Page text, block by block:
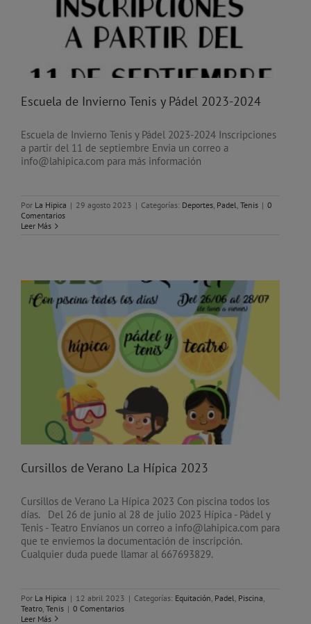
Escuela de Invierno Tenis y Pádel 2023-2024
Escuela de Invierno Tenis y Pádel 2023-2024 Inscripciones
a partir del 11 de septiembre Envia un correo a
info@lahipica.com para más información
Por La Hipica | 29 agosto 2023 | Categorías: Deportes, Padel, Tenis | 0
Comentarios
Leer Más
Cursillos de Verano La Hípica 2023
Cursillos de Verano La Hípica 2023 Con piscina todos los
días. Del 26 de junio al 28 de julio 2023 Hípica - Pádel y
Tenis - Teatro Envíanos un correo a info@lahipica.com para
que te enviemos la documentación de inscripción.
Cualquier duda puede llamar al 667693829.
Por La Hipica | 12 abril 2023 | Categorías: Equitación Padel Piscina
Teatro Tenis | 0 Comentarios
Leer Más